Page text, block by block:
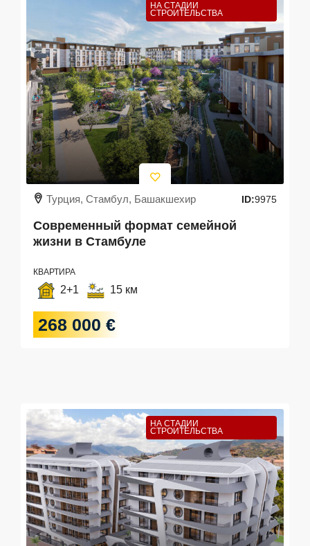
НА СТАДИИ
СТРОИТЕЛЬСТВА
Турция, Стамбул, Башакшехир ID:9975
Современный формат семейной
жизни в Стамбуле
КВАРТИРА
2+1 15 км
268 000 €
НА СТАДИИ
СТРОИТЕЛЬСТВА